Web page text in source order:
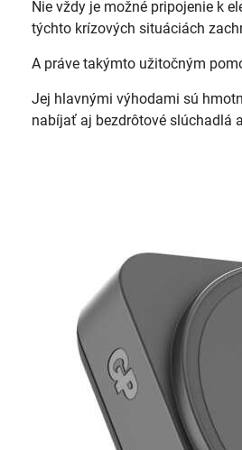
Nie vždy je možné pripojenie k
týchto krízových situáciách
A práve takýmto užitočným
Jej hlavnými výhodami sú
nabíjať aj bezdrôtové slúchadlá